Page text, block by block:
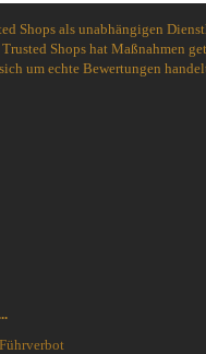
Shops als unabhängigen
Shops hat Maßnahmen
sich um echte Bewertungen